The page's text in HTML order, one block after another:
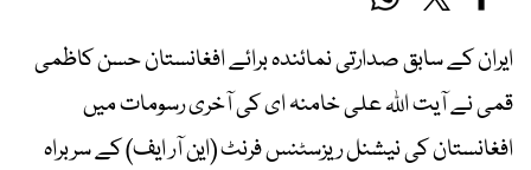
ایران کے سابق صدارتی نمائندہ برائے افغانستان حسن کاظمی
قمی نے آیت اللہ علی خامنہ ای کی آخری رسومات میں
افغانستان کی نیشنل ریزسٹنس فرنٹ (این آر ایف) کے سربراہ